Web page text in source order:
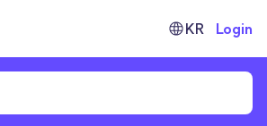
KR Login